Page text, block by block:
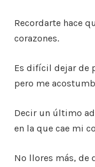
Recordarte hace
corazones.
Es difícil dejar de
pero me
Decir un último
en la que cae mi
No llores más, de